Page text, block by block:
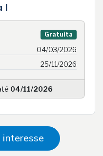
I
Gratuita
04/03/2026
25/11/2026
04/11/2026
interesse